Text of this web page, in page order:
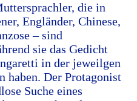
die in
Engländer, Chinese,
– sind
sie das Gedicht
in der jeweilgen
haben. Der Protagonist
Suche eines